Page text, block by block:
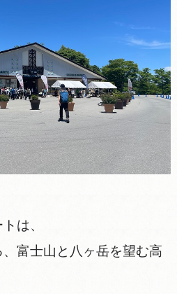
は、
富士山と八ヶ岳を望む高